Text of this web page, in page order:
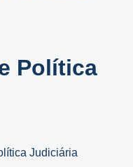
Política
Judiciária